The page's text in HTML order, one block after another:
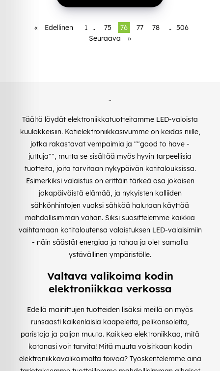
« Edellinen 1 .. 75 76 77 78 .. 506
Seuraava
»
"
Täältä löydät elektroniikkatuotteitamme LED-valoista
kuulokkeisiin. Kotielektroniikkasivumme on keidas niille,
jotka rakastavat vempaimia ja ""good to have -
juttuja"", mutta se sisältää myös hyvin tarpeellisia
tuotteita, joita tarvitaan nykypäivän kotitalouksissa.
Esimerkiksi valaistus on erittäin tärkeä osa jokaisen
jokapäiväistä elämää, ja nykyisten kalliiden
sähkönhintojen vuoksi sähköä halutaan käyttää
mahdollisimman vähän. Siksi suosittelemme kaikkia
vaihtamaan kotitaloutensa valaistuksen LED-valaisimiin
- näin säästät energiaa ja rahaa ja olet samalla
ystävällinen ympäristölle.
Valtava valikoima kodin
elektroniikkaa verkossa
Edellä mainittujen tuotteiden lisäksi meillä on myös
runsaasti kaikenlaisia kaapeleita, pelikonsoleita,
paristoja ja paljon muuta. Kaikkea elektroniikkaa, mitä
kotonasi voit tarvita! Mitä muuta voisitkaan kodin
elektroniikkavalikoimalta toivoa? Työskentelemme aina